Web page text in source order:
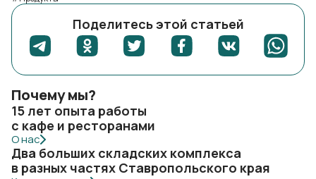
Поделитесь этой статьей
Почему мы?
15 лет опыта работы
с кафе и ресторанами
О нас
Два больших складских комплекса
в разных частях Ставропольского края